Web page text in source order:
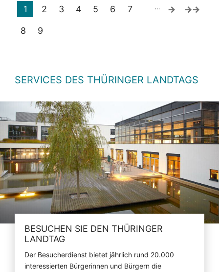
1 2 3 4 5 6 7
8 9
…
SERVICES DES THÜRINGER LANDTAGS
BESUCHEN SIE DEN THÜRINGER
LANDTAG
Der Besucherdienst bietet jährlich rund 20.000
interessierten Bürgerinnen und Bürgern die